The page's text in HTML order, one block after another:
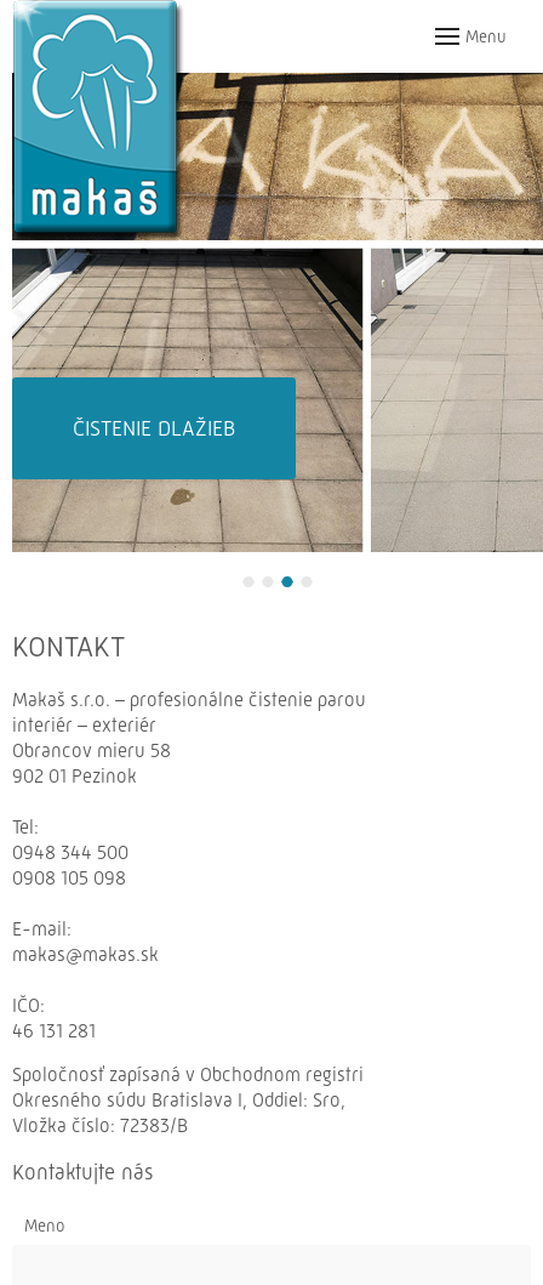
Menu
ČISTENIE DLAŽIEB
KONTAKT
Makaš s.r.o. – profesionálne čistenie parou
interiér – exteriér
Obrancov mieru 58
902 01 Pezinok
Tel:
0948 344 500
0908 105 098
E-mail:
makas@makas.sk
IČO:
46 131 281
Spoločnosť zapísaná v Obchodnom registri
Okresného súdu Bratislava I, Oddiel: Sro,
Vložka číslo: 72383/B
Kontaktujte nás
Meno